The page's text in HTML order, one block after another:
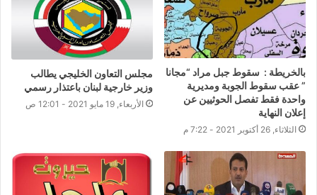
بالخريطة : سقوط جبل مراد “مجانا
” عقب سقوط الجوبة ومديرية
واحدة فقط تفصل الحوثيين عن
إعلان النهاية
الثلاثاء, 26 أكتوبر 2021 - 7:22 م
مجلس التعاون الخليجي يطالب
وزير خارجية لبنان باعتذار رسمي
الأربعاء, 19 مايو 2021 - 12:01 ص